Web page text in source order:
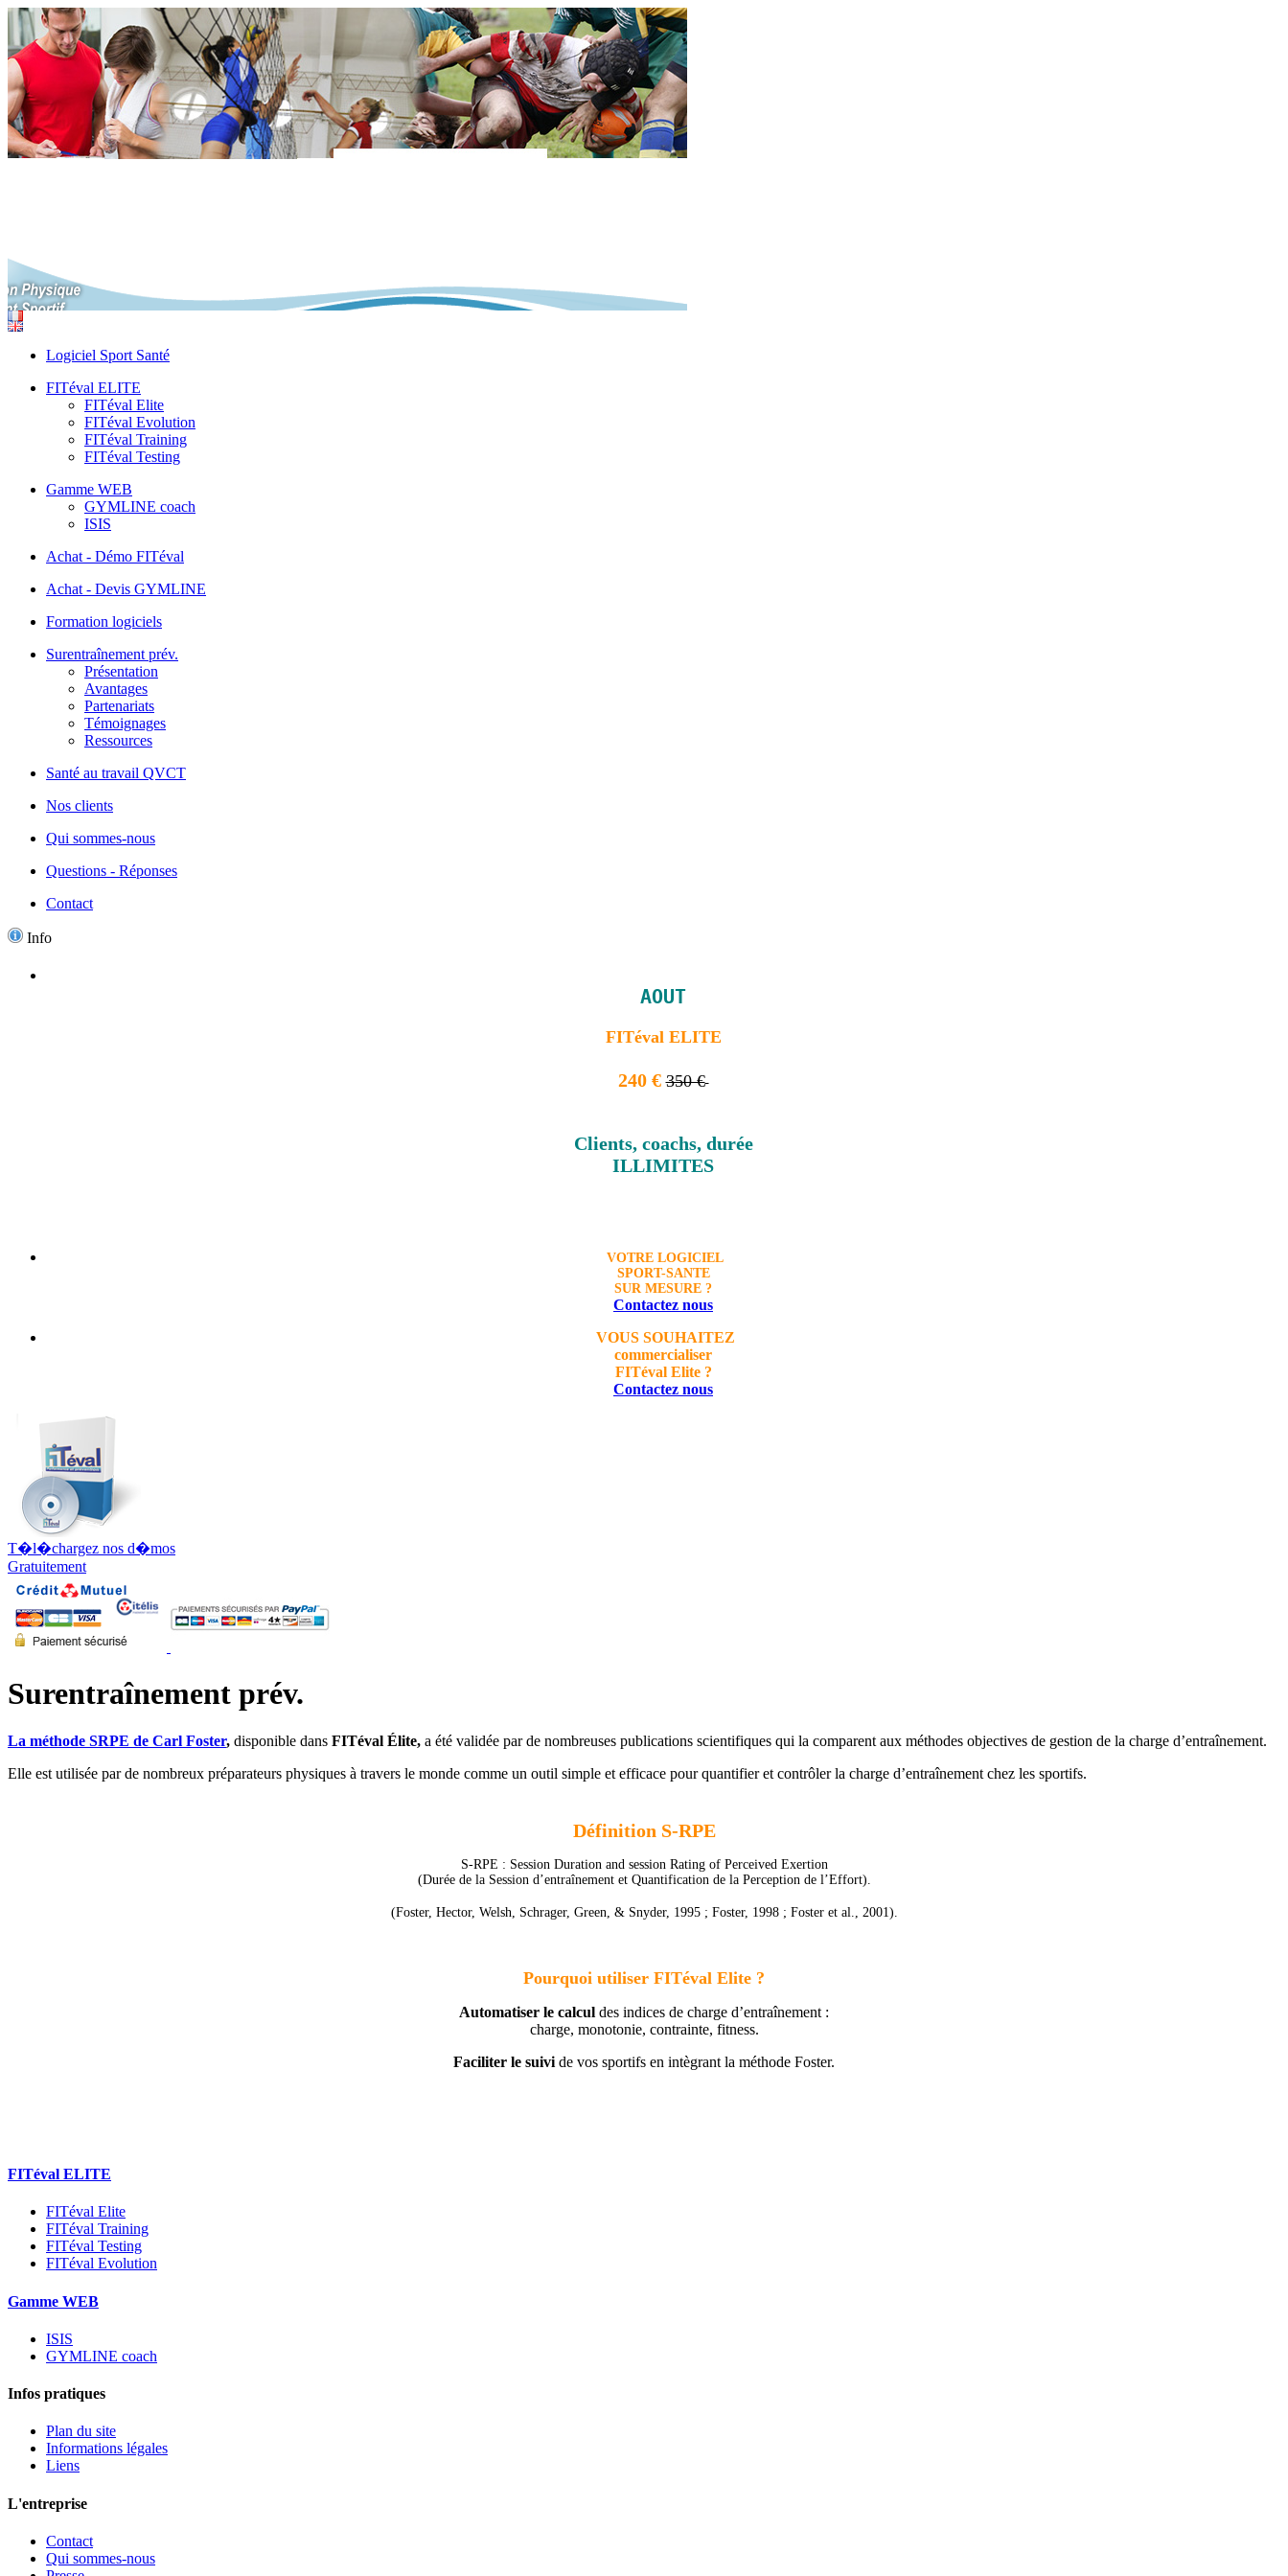
Logiciel Sport Santé
FITéval ELITE
FITéval Elite
FITéval Evolution
FITéval Training
FITéval Testing
Gamme WEB
GYMLINE coach
ISIS
Achat - Démo FITéval
Achat - Devis GYMLINE
Formation logiciels
Surentraînement prév.
Présentation
Avantages
Partenariats
Témoignages
Ressources
Santé au travail QVCT
Nos clients
Qui sommes-nous
Questions - Réponses
Contact
Info
AOUT
FITéval ELITE
240 €350 €
Clients, coachs, durée
ILLIMITES
VOTRE LOGICIEL
SPORT-SANTE
SUR MESURE ?
Contactez nous
VOUS SOUHAITEZ
commercialiser
FITéval Elite ?
Contactez nous
T�l�chargez nos d�mos
Gratuitement
Surentraînement prév.
La méthode SRPE de Carl Foster, disponible dans FITéval Élite, a été validée par de nombreuses publications scientifiques qui la comparent aux méthodes objectives de gestion de la charge d’entraînement.
Elle est utilisée par de nombreux préparateurs physiques à travers le monde comme un outil simple et efficace pour quantifier et contrôler la charge d’entraînement chez les sportifs.
Définition S-RPE
S-RPE : Session Duration and session Rating of Perceived Exertion
(Durée de la Session d’entraînement et Quantification de la Perception de l’Effort).
(Foster, Hector, Welsh, Schrager, Green, & Snyder, 1995 ; Foster, 1998 ; Foster et al., 2001).
Pourquoi utiliser FITéval Elite ?
Automatiser le calcul des indices de charge d’entraînement :
charge, monotonie, contrainte, fitness.
Faciliter le suivi de vos sportifs en intègrant la méthode Foster.
FITéval ELITE
FITéval Elite
FITéval Training
FITéval Testing
FITéval Evolution
Gamme WEB
ISIS
GYMLINE coach
Infos pratiques
Plan du site
Informations légales
Liens
L'entreprise
Contact
Qui sommes-nous